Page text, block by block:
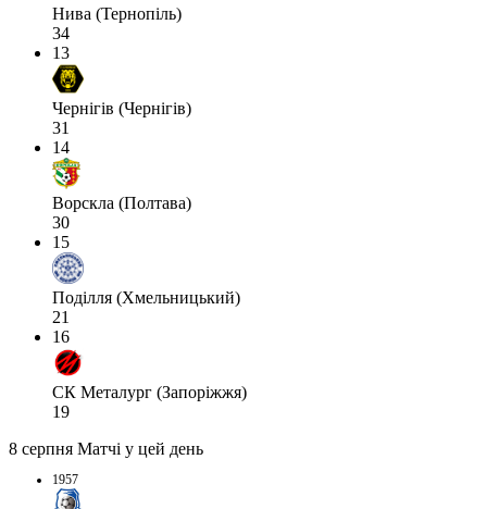
Нива (Тернопіль)
34
13
Чернігів (Чернігів)
31
14
Ворскла (Полтава)
30
15
Поділля (Хмельницький)
21
16
СК Металург (Запоріжжя)
19
8 серпня Матчі у цей день
1957